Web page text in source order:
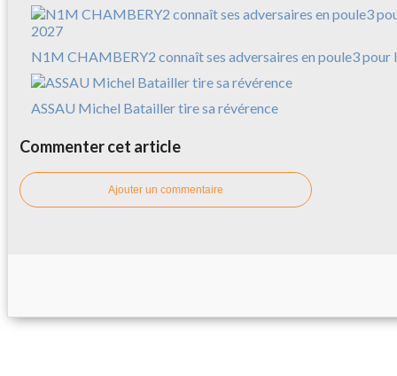
N1M CHAMBERY2 connaît ses adversaires en poule3 pour
ASSAU Michel Batailler tire sa révérence
Commenter cet article
Ajouter un commentaire